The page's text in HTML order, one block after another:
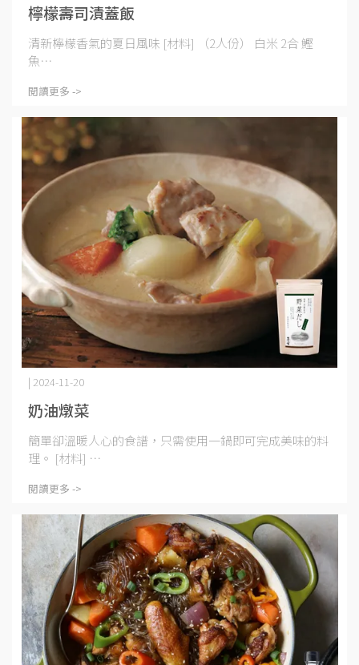
檸檬壽司漬蓋飯
清新檸檬香氣的夏日風味 [材料] （2人份） 白米 2合 鰹
魚⋯
閱讀更多 ->
奶油燉菜
| 2024-11-20
簡單卻溫暖人心的食譜，只需使用一鍋即可完成美味的料
理。 [材料] ⋯
閱讀更多 ->